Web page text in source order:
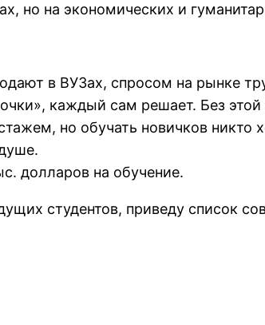
но на экономических и
в ВУЗах, спросом на рынке
каждый сам решает. Без этой
но обучать новичков никто
долларов на обучение.
студентов, приведу список